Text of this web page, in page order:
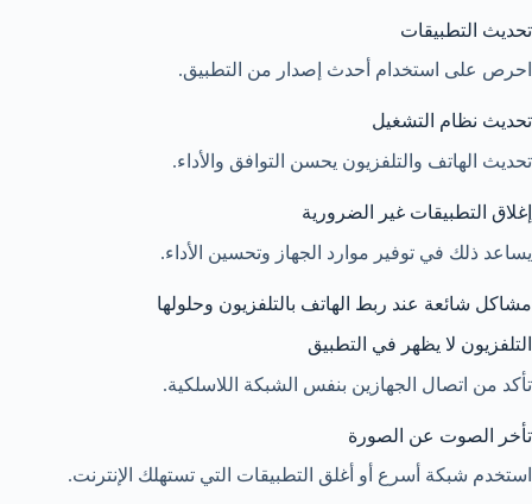
تحديث التطبيقات
احرص على استخدام أحدث إصدار من التطبيق.
تحديث نظام التشغيل
تحديث الهاتف والتلفزيون يحسن التوافق والأداء.
إغلاق التطبيقات غير الضرورية
يساعد ذلك في توفير موارد الجهاز وتحسين الأداء.
مشاكل شائعة عند ربط الهاتف بالتلفزيون وحلولها
التلفزيون لا يظهر في التطبيق
تأكد من اتصال الجهازين بنفس الشبكة اللاسلكية.
تأخر الصوت عن الصورة
استخدم شبكة أسرع أو أغلق التطبيقات التي تستهلك الإنترنت.